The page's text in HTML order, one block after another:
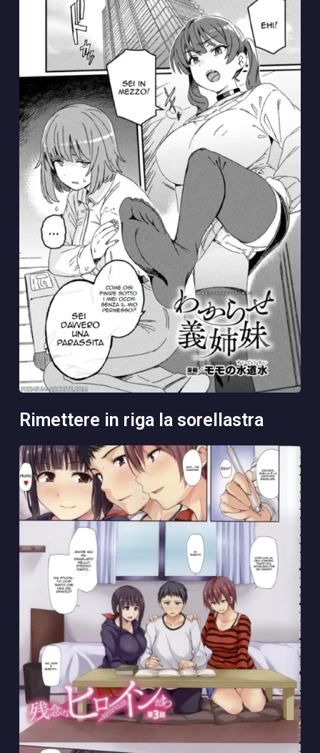
rimettere in riga la sorellastra